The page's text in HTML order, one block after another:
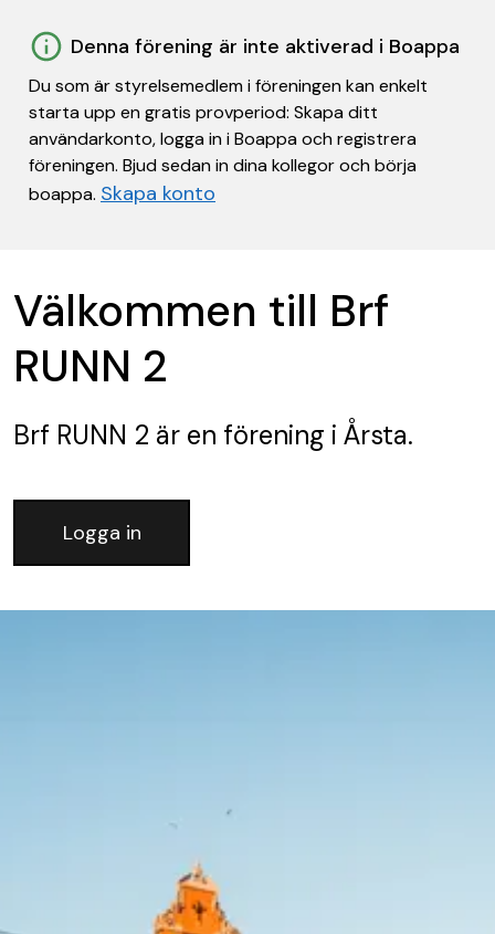
Denna förening är inte aktiverad i Boappa
Du som är styrelsemedlem i föreningen kan enkelt
starta upp en gratis provperiod: Skapa ditt
användarkonto, logga in i Boappa och registrera
föreningen. Bjud sedan in dina kollegor och börja
boappa. Skapa konto
Välkommen till Brf
RUNN 2
Brf RUNN 2 är en förening i Årsta.
Logga in